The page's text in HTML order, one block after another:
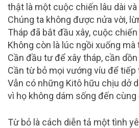
thật là một cuộc chiến lâu dài và
Chúng ta không được nửa vời,
Tháp đã bắt đầu xây, cuộc
Không còn là lúc ngồi xuống mà
Cần đầu tư để xây tháp, cần
Cần từ bỏ mọi vướng víu để tiếp
Vẫn có những Kitô hữu chịu dở
vì họ không dám sống đến
Từ bỏ là cách diễn tả một tình